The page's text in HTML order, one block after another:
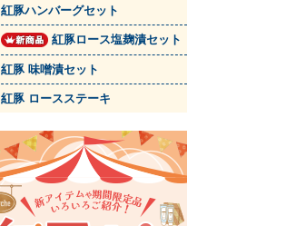
紅豚ハンバーグセット
紅豚ロース塩麹漬セット
紅豚 味噌漬セット
紅豚 ロースステーキ